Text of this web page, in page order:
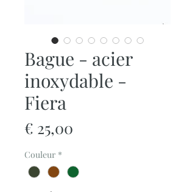
Bague - acier
inoxydable -
Fiera
€ 25,00
Couleur *